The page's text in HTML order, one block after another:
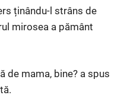
ținându-l strâns de
mirosea a pământ
de mama, bine? a spus